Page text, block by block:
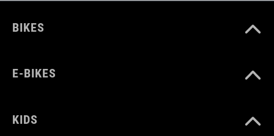
BIKES
E-BIKES
KIDS